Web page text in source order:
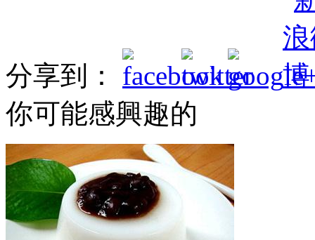
分享到：
你可能感興趣的